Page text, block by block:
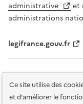
Ce site utilise des
et d'améliorer le
administrative
et
administrations
legifrance.gouv.fr